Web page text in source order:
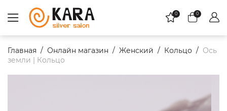
0 0
Главная Онлайн магазин Женский Кольцо
Ось
земли | Кольцо